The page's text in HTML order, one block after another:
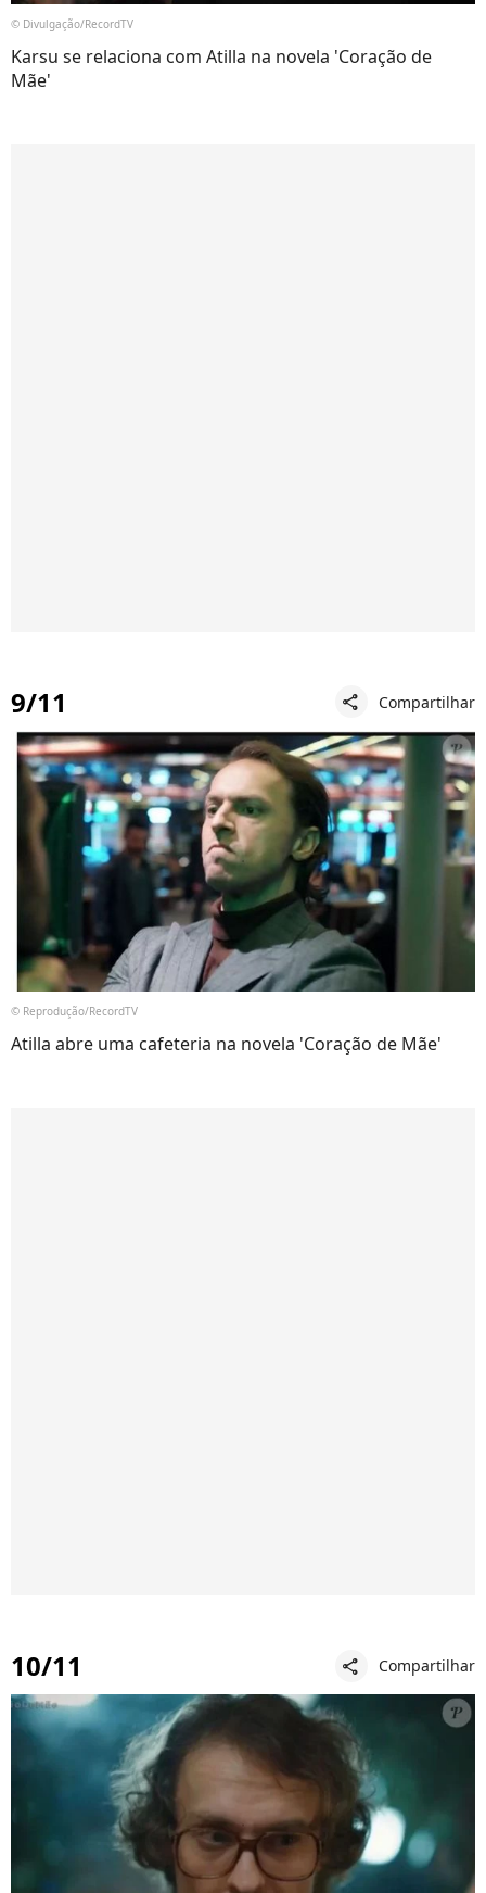
© Divulgação/RecordTV
Karsu se relaciona com Atilla na novela 'Coração de
Mãe'
9/11 share Compartilhar
© Reprodução/RecordTV
Atilla abre uma cafeteria na novela 'Coração de Mãe'
10/11 share Compartilhar